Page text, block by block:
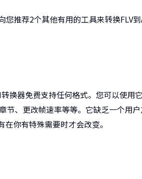
推荐2个其他有用的工具来转换FLV
换器免费支持任何格式。您可以使用
节、更改帧速率等等。它缺乏一个用
你有特殊需要时才会改变。